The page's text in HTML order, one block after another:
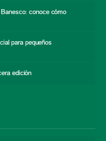
conoce cómo
para pequeños
edición